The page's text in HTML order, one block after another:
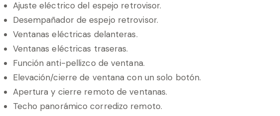
Ajuste eléctrico del espejo retrovisor.
Desempañador de espejo retrovisor.
Ventanas eléctricas delanteras.
Ventanas eléctricas traseras.
Función anti-pellizco de ventana.
Elevación/cierre de ventana con un solo botón.
Apertura y cierre remoto de ventanas.
Techo panorámico corredizo remoto.